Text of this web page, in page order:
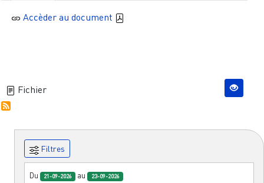
Accèder au document
Fichier
Filtres
Du 21-09-2026 au 23-09-2026